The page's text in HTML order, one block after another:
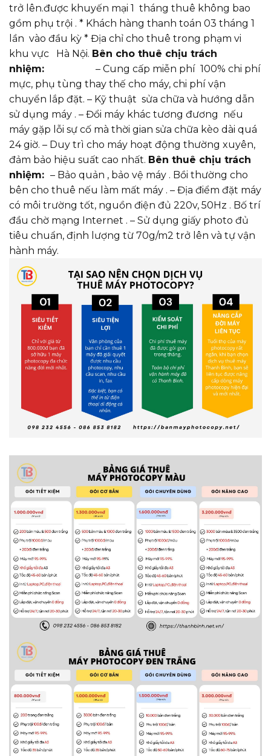
trở lên.được khuyến mại 1 tháng thuê không bao
gồm phụ trội . * Khách hàng thanh toán 03 tháng 1
lần vào đầu kỳ * Địa chỉ cho thuê trong phạm vi
khu vực Hà Nội. Bên cho thuê chịu trách
nhiệm: – Cung cấp miễn phí 100% chi phí
mực, phụ tùng thay thế cho máy, chi phí vận
chuyển lắp đặt. – Kỹ thuật sửa chữa và hướng dẫn
sử dụng máy . – Đổi máy khác tương đương nếu
máy gặp lỗi sự cố mà thời gian sửa chữa kèo dài quá
24 giờ. – Duy trì cho máy hoạt động thường xuyên,
đảm bảo hiệu suất cao nhất. Bên thuê chịu trách
nhiệm: – Bảo quản , bảo vệ máy . Bồi thường cho
bên cho thuê nếu làm mất máy . – Địa điểm đặt máy
có môi trường tốt, nguồn điện đủ 220v, 50Hz . Bố trí
đầu chờ mạng Internet . – Sử dụng giấy photo đủ
tiêu chuẩn, định lượng từ 70g/m2 trở lên và tự vận
hành máy.